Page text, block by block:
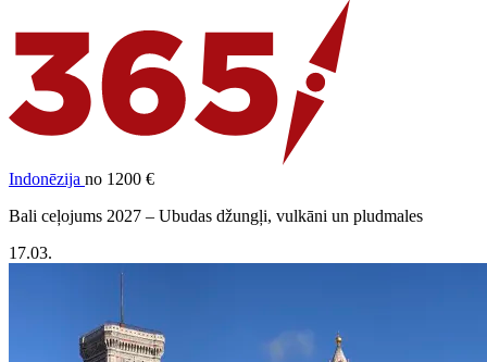
Indonēzija no 1200 €
Bali ceļojums 2027 – Ubudas džungļi, vulkāni un pludmales
17.03.